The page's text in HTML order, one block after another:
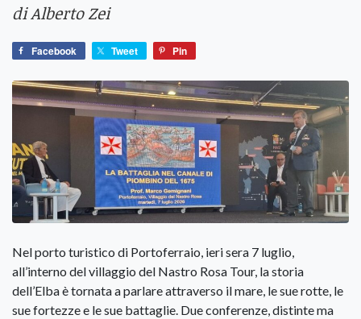
di Alberto Zei
Facebook Tweet Pin
Nel porto turistico di Portoferraio, ieri sera 7 luglio,
all’interno del villaggio del Nastro Rosa Tour, la storia
dell’Elba è tornata a parlare attraverso il mare, le sue rotte, le
sue fortezze e le sue battaglie. Due conferenze, distinte ma